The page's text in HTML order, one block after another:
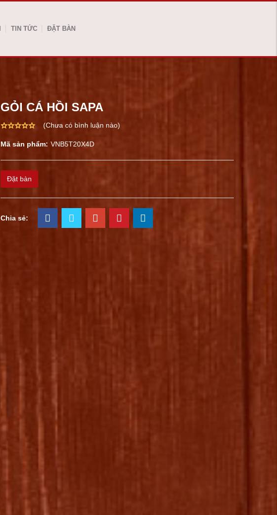
TIN TỨC ĐẶT BÀN
GỎI CÁ HỒI SAPA
(Chưa có bình luận nào)
Mã sản phẩm: VNB5T20X4D
Đặt bàn
Chia sẻ: